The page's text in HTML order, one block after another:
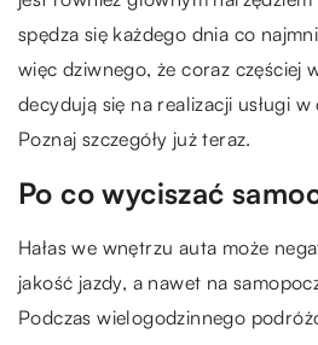
spędza się każdego dnia co
więc dziwnego, że coraz częściej
decydują się na realizacji usługi w
Poznaj szczegóły już teraz.
Po co wyciszać
Hałas we wnętrzu auta może
jakość jazdy, a nawet na
Podczas wielogodzinnego